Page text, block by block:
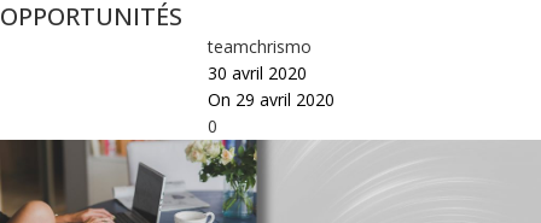
OPPORTUNITÉS
teamchrismo
30 avril 2020
On 29 avril 2020
0